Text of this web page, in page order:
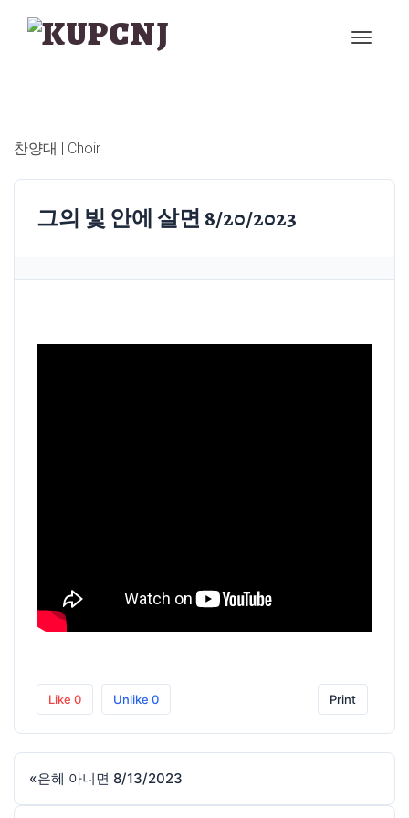
찬양대 | Choir
그의 빛 안에 살면 8/20/2023
Like 0 Unlike 0 Print
«은혜 아니면 8/13/2023